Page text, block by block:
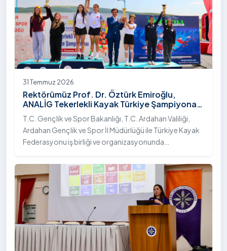
31 Temmuz 2026
Rektörümüz Prof. Dr. Öztürk Emiroğlu,
ANALİG Tekerlekli Kayak Türkiye Şampiyonası
Ödül Töreni’ne Katıldı
T.C. Gençlik ve Spor Bakanlığı, T.C. Ardahan Valiliği,
Ardahan Gençlik ve Spor İl Müdürlüğü ile Türkiye Kayak
Federasyonu iş birliği ve organizasyonunda
Sezonu Tekerlekli Kayak Türkiye Şampiyonası, 30-31
Temmuz 2026 tarihlerinde Ardahan Üniversitesi Yenisey
Yerleşkesi ev sahipliğinde tamamlandı.